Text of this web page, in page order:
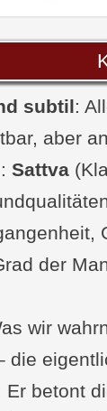
als
die
Mix
im
zu
Mit den
Śaṅkara
subtil:
aber
: Sattva
der
wir
die
Er betont